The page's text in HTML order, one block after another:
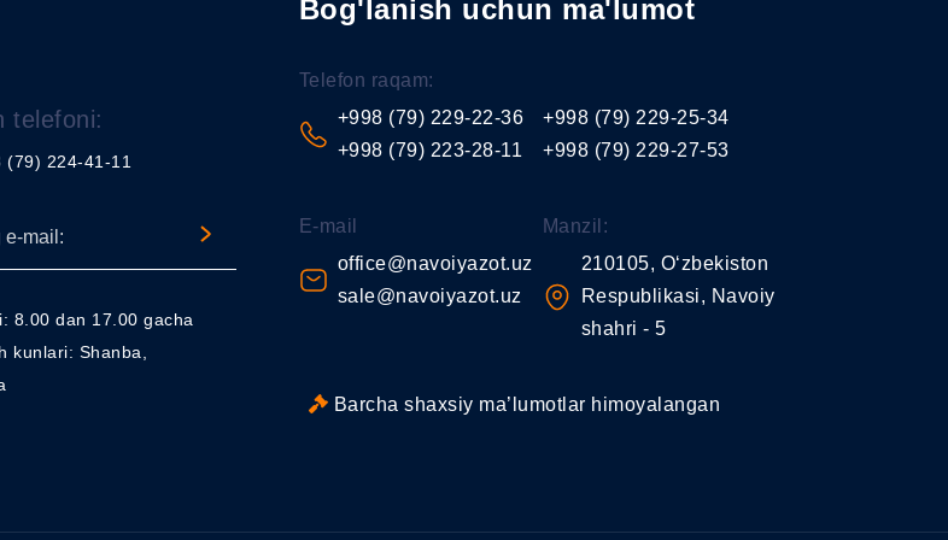
telefoni:
(79) 224-41-11
8.00 dan 17.00 gacha
kunlari: Shanba,
Bog'lanish uchun ma'lumot
Telefon raqam:
+998 (79) 229-22-36
+998 (79) 223-28-11
+998 (79) 229-25-34
+998 (79) 229-27-53
E-mail
office@navoiyazot.uz
sale@navoiyazot.uz
Manzil:
210105, O‘zbekiston
Respublikasi, Navoiy
shahri - 5
Barcha shaxsiy ma’lumotlar himoyalangan